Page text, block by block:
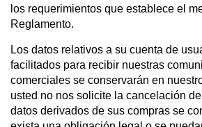
los requerimientos que establece el
Reglamento.
Los datos relativos a su cuenta de
facilitados para recibir nuestras
comerciales se conservarán en
usted no nos solicite la cancelación
datos derivados de sus compras se